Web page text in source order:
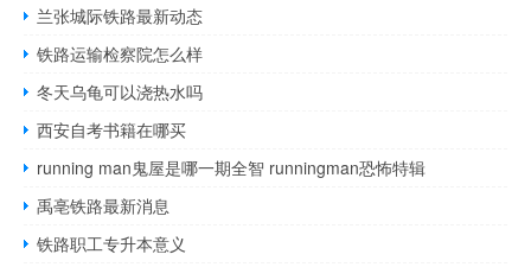
兰张城际铁路最新动态
铁路运输检察院怎么样
冬天乌龟可以浇热水吗
西安自考书籍在哪买
running man鬼屋是哪一期全智 runningman恐怖特辑
禹亳铁路最新消息
铁路职工专升本意义